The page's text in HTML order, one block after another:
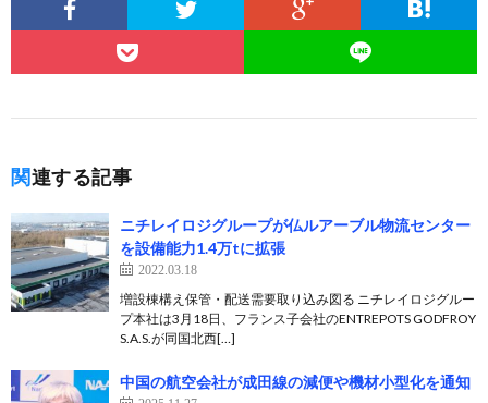
関連する記事
ニチレイロジグループが仏ルアーブル物流センター
を設備能力1.4万tに拡張
2022.03.18
増設棟構え保管・配送需要取り込み図る ニチレイロジグルー
プ本社は3月18日、フランス子会社のENTREPOTS GODFROY
S.A.S.が同国北西[…]
中国の航空会社が成田線の減便や機材小型化を通知